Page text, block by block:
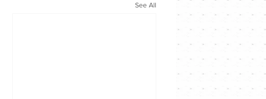
See All